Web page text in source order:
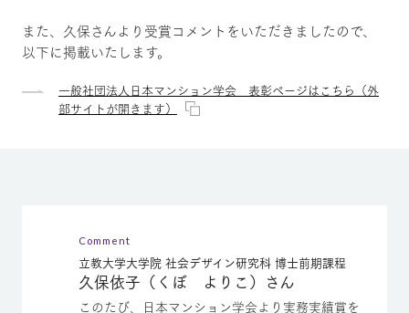
また、久保さんより受賞コメントをいただきましたので、
以下に掲載いたします。
一般社団法人日本マンション学会 表彰ページはこちら（外
部サイトが開きます）
Comment
立教大学大学院 社会デザイン研究科 博士前期課程
久保依子（くぼ よりこ）さん
このたび、日本マンション学会より実務実績賞を